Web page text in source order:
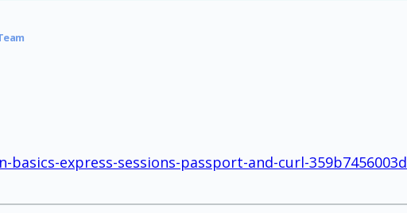
express-sessions-passport-and-curl-359b7456003d